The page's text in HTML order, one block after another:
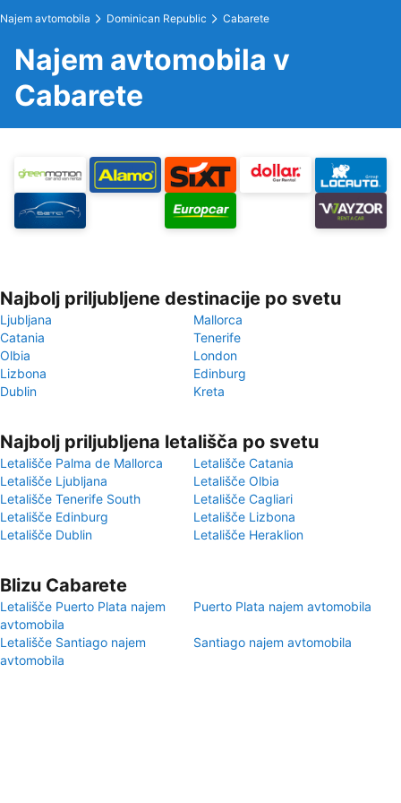
Najem avtomobila Dominican Republic Cabarete
Najem avtomobila v
Cabarete
Najbolj priljubljene destinacije po svetu
Ljubljana
Mallorca
Catania
Tenerife
Olbia
London
Lizbona
Edinburg
Dublin
Kreta
Najbolj priljubljena letališča po svetu
Letališče Palma de Mallorca
Letališče Catania
Letališče Ljubljana
Letališče Olbia
Letališče Tenerife South
Letališče Cagliari
Letališče Edinburg
Letališče Lizbona
Letališče Dublin
Letališče Heraklion
Blizu Cabarete
Letališče Puerto Plata najem
avtomobila
Puerto Plata najem avtomobila
Letališče Santiago najem
avtomobila
Santiago najem avtomobila